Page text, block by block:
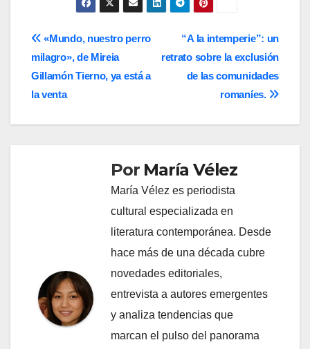
Navegación
de
entradas
“A la intemperie”: un
retrato sobre la exclusión
de las comunidades
romaníes.
«Mundo, nuestro perro
milagro», de Mireia
Gillamón Tierno, ya está a
la venta
Por María Vélez
María Vélez es periodista
cultural especializada en
literatura contemporánea. Desde
hace más de una década cubre
novedades editoriales,
entrevista a autores emergentes
y analiza tendencias que
marcan el pulso del panorama